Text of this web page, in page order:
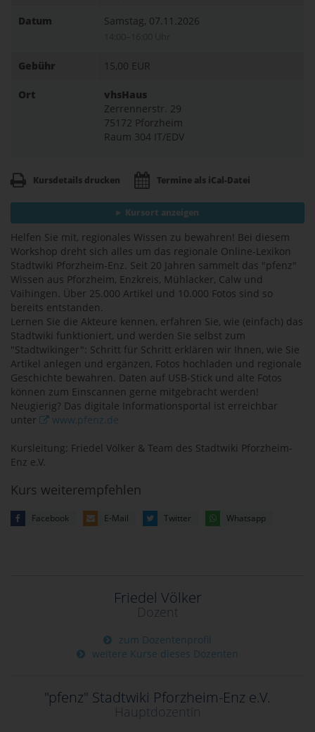
Datum Samstag, 07.11.2026
Gebühr 15,00 EUR
Ort
vhsHaus
Zerrennerstr. 29
75172 Pforzheim
Raum 304 IT/EDV
Kursdetails drucken Termine als iCal-Datei
Kursort anzeigen
Helfen Sie mit, regionales Wissen zu bewahren! Bei diesem
Workshop dreht sich alles um das regionale Online-Lexikon
Stadtwiki Pforzheim-Enz. Seit 20 Jahren sammelt das "pfenz"
Wissen aus Pforzheim, Enzkreis, Mühlacker, Calw und
Vaihingen. Über 25.000 Artikel und 10.000 Fotos sind so
bereits entstanden.
Lernen Sie die Akteure kennen, erfahren Sie, wie (einfach) das
Stadtwiki funktioniert, und werden Sie selbst zum
"Stadtwikinger": Schritt für Schritt erklären wir Ihnen, wie Sie
Artikel anlegen und ergänzen, Fotos hochladen und regionale
Geschichte bewahren. Daten auf USB-Stick und alte Fotos
können zum Einscannen gerne mitgebracht werden!
Neugierig? Das digitale Informationsportal ist erreichbar
unter
www.pfenz.de
Kursleitung: Friedel Völker & Team des Stadtwiki Pforzheim-
Enz e.V.
Kurs weiterempfehlen
Facebook E-Mail Twitter Whatsapp
Friedel Völker
Dozent
zum Dozentenprofil
weitere Kurse dieses Dozenten
"pfenz" Stadtwiki Pforzheim-Enz e.V.
Hauptdozentin